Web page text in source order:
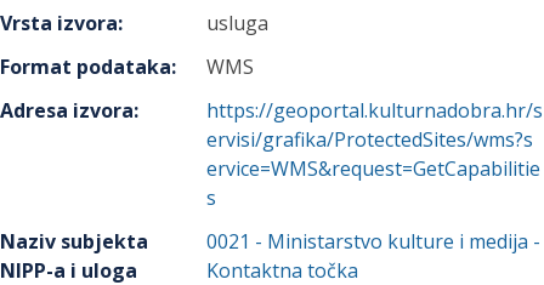
Vrsta izvora:
usluga
Format podataka:
WMS
Adresa izvora:
https://geoportal.kulturnadobra.hr/s
ervisi/grafika/ProtectedSites/wms?s
ervice=WMS&request=GetCapabilitie
s
Naziv subjekta
NIPP-a i uloga
0021 - Ministarstvo kulture i medija -
Kontaktna točka